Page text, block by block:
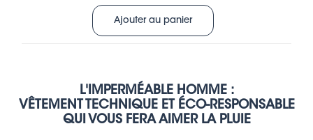
Ajouter au panier
L'IMPERMÉABLE HOMME :
VÊTEMENT TECHNIQUE ET ÉCO-RESPONSABLE
QUI VOUS FERA AIMER LA PLUIE